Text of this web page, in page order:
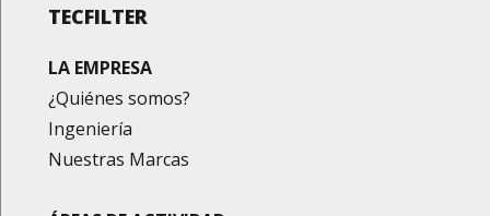
TECFILTER
LA EMPRESA
¿Quiénes somos?
Ingeniería
Nuestras Marcas